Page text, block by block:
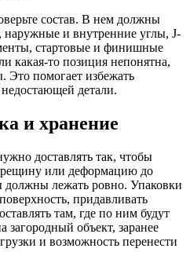
состав. В нем должны
и внутренние углы, J-
стартовые и финишные
какая-то позиция непонятна,
Это помогает избежать
детали.
и хранение
доставлять так, чтобы
или деформацию до
лежать ровно. Упаковки
придавливать
там, где по ним будут
загородный объект, заранее
и возможность перенести